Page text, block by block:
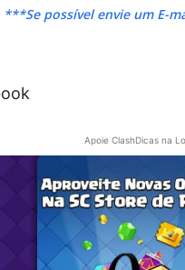
***Se possível envie um E-
Apoie ClashDicas na